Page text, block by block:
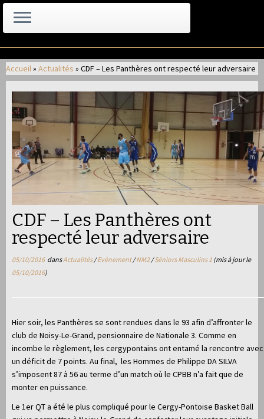
au
contenu
Accueil» Actualités » CDF – Les Panthères ont respecté leur adversaire
CDF – Les Panthères ont
respecté leur adversaire
05/10/2016dansActualités/Evènement/NM2/Séniors Masculins 1 (mis à jour le
05/10/2016)
Hier soir, les Panthères se sont rendues dans le 93 afin d’affronter le
club de Noisy-Le-Grand, pensionnaire de Nationale 3. Comme en
incombe le règlement, les cergypontains ont entamé la rencontre avec
un déficit de 7 points. Au final, les Hommes de Philippe DA SILVA
s’imposent 87 à 56 au terme d’un match où le CPBB n’a fait que de
monter en puissance.
Le 1er QT a été le plus compliqué pour le Cergy-Pontoise Basket Ball